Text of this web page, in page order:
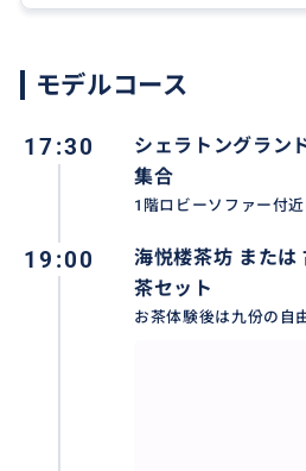
なく街歩きをお楽しみいただ
ので、気になる場所をマイペー
きます。
＊ガイドによる案内はございま
＊夜出発のため、到着時すでに
モデルコース
17:30
シェラトングラン
集合
1階ロビーソファー付
19:00
海悦楼茶坊 または
茶セット
お茶体験後は九份の自